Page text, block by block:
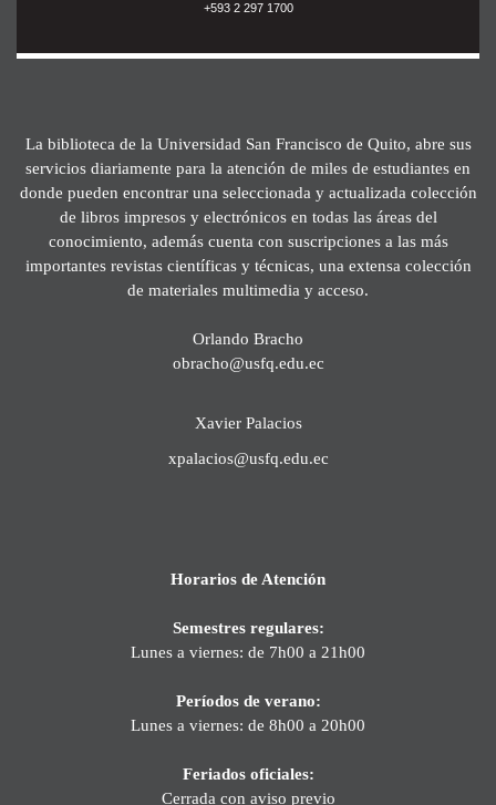
+593 2 297 1700
La biblioteca de la Universidad San Francisco de Quito, abre sus
servicios diariamente para la atención de miles de estudiantes en
donde pueden encontrar una seleccionada y actualizada colección
de libros impresos y electrónicos en todas las áreas del
conocimiento, además cuenta con suscripciones a las más
importantes revistas científicas y técnicas, una extensa colección
de materiales multimedia y acceso.
Orlando Bracho
obracho@usfq.edu.ec
Xavier Palacios
xpalacios@usfq.edu.ec
Horarios de Atención
Semestres regulares:
Lunes a viernes: de 7h00 a 21h00
Períodos de verano:
Lunes a viernes: de 8h00 a 20h00
Feriados oficiales:
Cerrada con aviso previo